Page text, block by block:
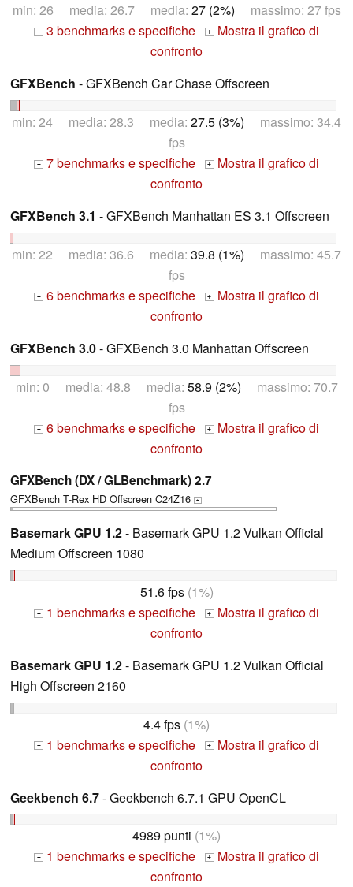
min: 26 media: 26.7 media: 27 (2%) massimo: 27 fps
+ 3 benchmarks e specifiche + Mostra il grafico di
confronto
GFXBench - GFXBench Car Chase Offscreen
min: 24 media: 28.3 media: 27.5 (3%) massimo: 34.4
fps
+ 7 benchmarks e specifiche + Mostra il grafico di
confronto
GFXBench 3.1 - GFXBench Manhattan ES 3.1 Offscreen
min: 22 media: 36.6 media: 39.8 (1%) massimo: 45.7
fps
+ 6 benchmarks e specifiche + Mostra il grafico di
confronto
GFXBench 3.0- GFXBench 3.0 Manhattan Offscreen
min: 0 media: 48.8 media: 58.9 (2%) massimo: 70.7
fps
+ 6 benchmarks e specifiche + Mostra il grafico di
confronto
GFXBench (DX / GLBenchmark) 2.7
GFXBench T-Rex HD Offscreen C24Z16 +
Basemark GPU 1.2- Basemark GPU 1.2 Vulkan Official
Medium Offscreen 1080
51.6 fps(1%)
+ 1 benchmarks e specifiche + Mostra il grafico di
confronto
Basemark GPU 1.2- Basemark GPU 1.2 Vulkan Official
High Offscreen 2160
4.4 fps (1%)
+ 1 benchmarks e specifiche + Mostra il grafico di
confronto
Geekbench 6.7- Geekbench 6.7.1 GPU OpenCL
4989 punti (1%)
+ 1 benchmarks e specifiche + Mostra il grafico di
confronto